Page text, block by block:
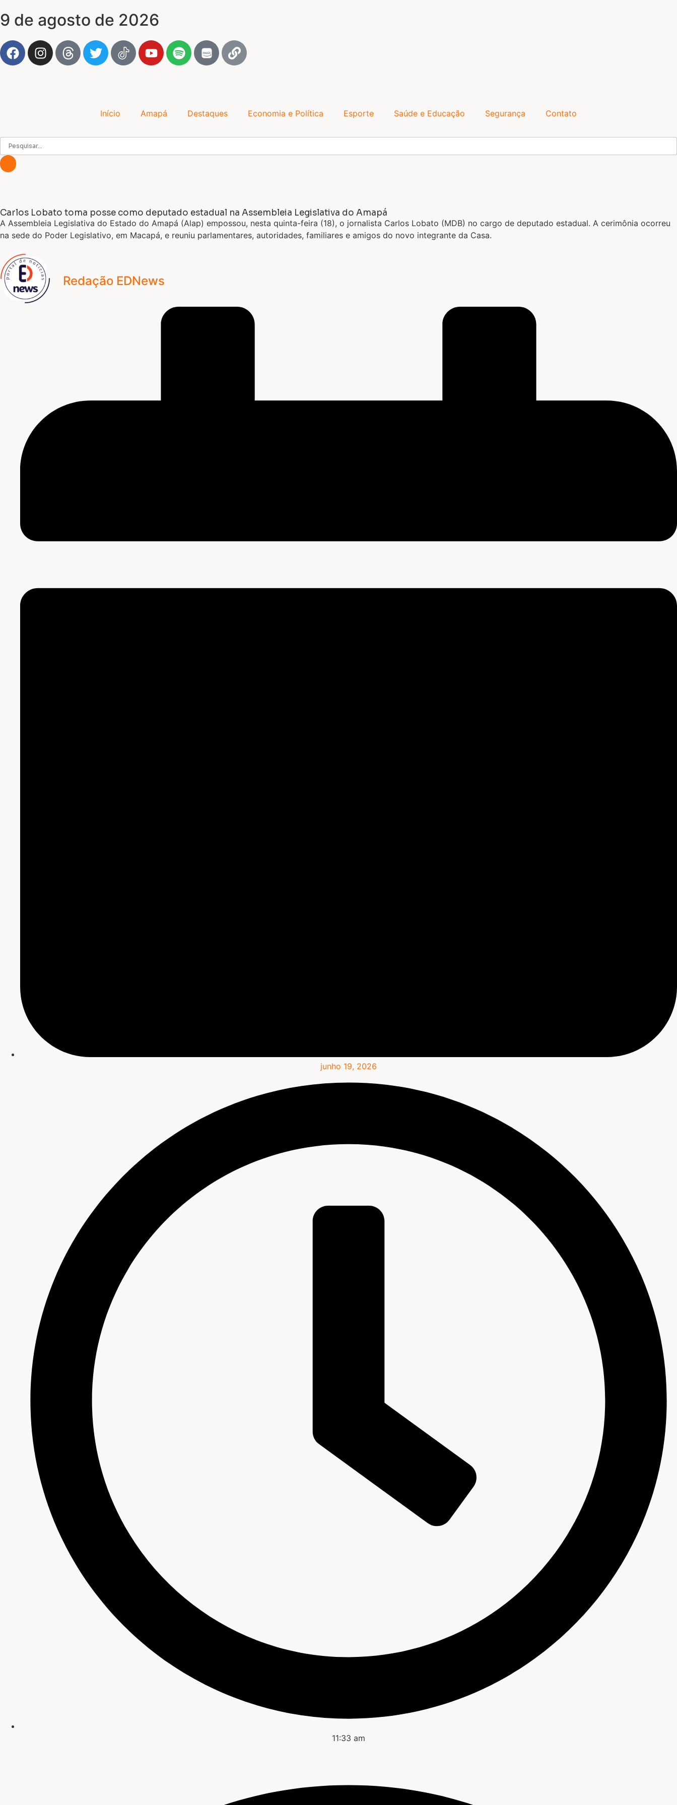
9 de agosto de 2026
Início Amapá Destaques Economia e Política Esporte Saúde e Educação Segurança Contato
Carlos Lobato toma posse como deputado estadual na Assembleia Legislativa do Amapá
A Assembleia Legislativa do Estado do Amapá (Alap) empossou, nesta quinta-feira (18), o jornalista Carlos Lobato (MDB) no cargo de deputado estadual. A cerimônia ocorreu
na sede do Poder Legislativo, em Macapá, e reuniu parlamentares, autoridades, familiares e amigos do novo integrante da Casa.
Redação EDNews
junho 19, 2026
11:33 am